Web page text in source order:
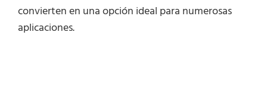
convierten en una opción ideal para numerosas
aplicaciones.